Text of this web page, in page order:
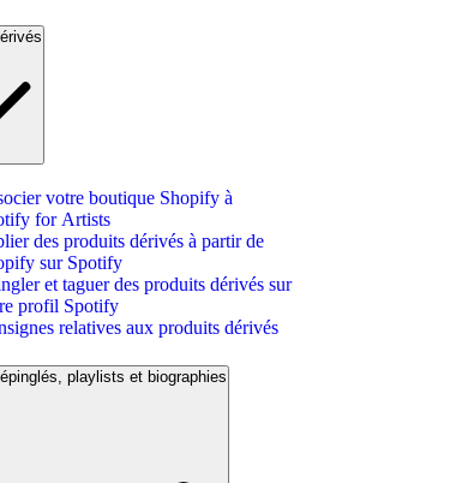
votre boutique Shopify à
for Artists
des produits dérivés à partir de
sur Spotify
et taguer des produits dérivés sur
profil Spotify
relatives aux produits dérivés
playlists et biographies